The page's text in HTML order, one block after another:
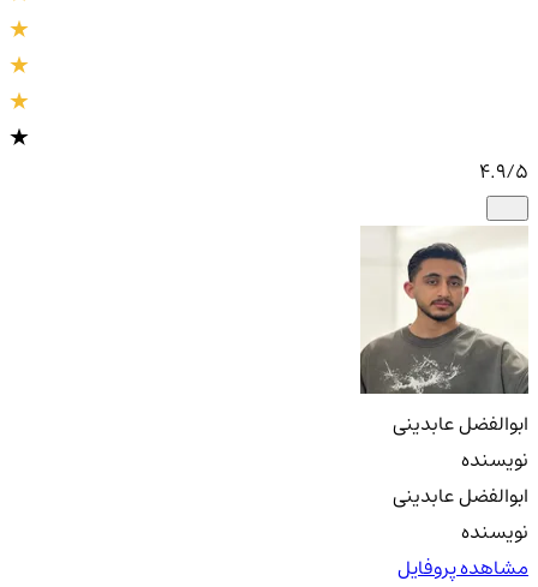
4.9/5
ابوالفضل عابدینی
نویسنده
ابوالفضل عابدینی
نویسنده
مشاهده پروفایل